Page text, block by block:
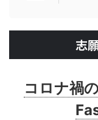
志
コロナ禍